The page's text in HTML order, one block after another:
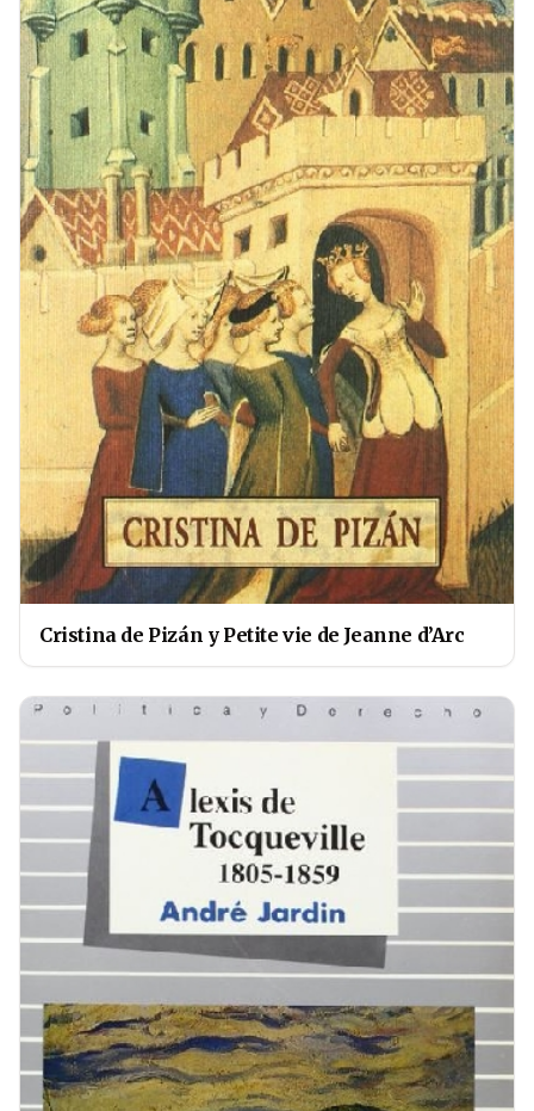
Cristina de Pizán y Petite vie de Jeanne d’Arc